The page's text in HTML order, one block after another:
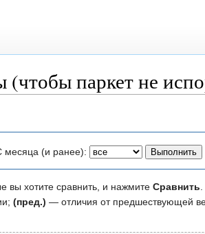
(чтобы паркет не
месяца (и ранее):
вы хотите сравнить, и нажмите Сравнить
(пред.) — отличия от предшествующей